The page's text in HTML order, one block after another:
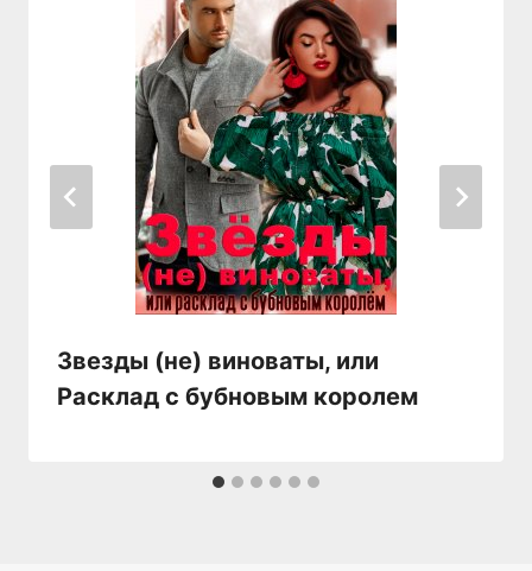
Звезды (не) виноваты, или
Расклад с бубновым королем